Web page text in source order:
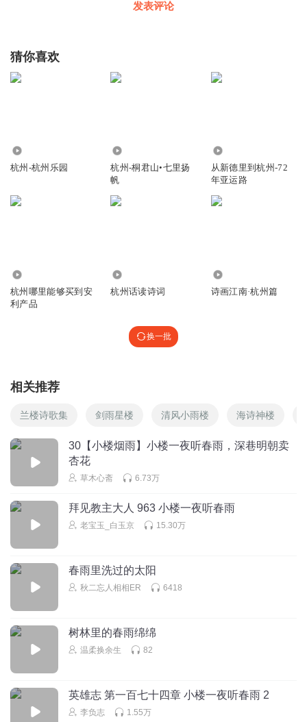
发表评论
猜你喜欢
杭州-杭州乐园
杭州-桐君山•七里扬
帆
从新德里到杭州-72
年亚运路
杭州哪里能够买到安
利产品
杭州话读诗词 诗画江南·杭州篇
换一批
相关推荐
兰楼诗歌集 剑雨星楼 清风小雨楼 海诗神楼
30【小楼烟雨】小楼一夜听春雨，深巷明朝卖
杏花
草木心斋 6.73万
拜见教主大人 963 小楼一夜听春雨
老宝玉_白玉京 15.30万
春雨里洗过的太阳
秋二忘人相相ER 6418
树林里的春雨绵绵
温柔换余生 82
英雄志 第一百七十四章 小楼一夜听春雨 2
李负志 1.55万